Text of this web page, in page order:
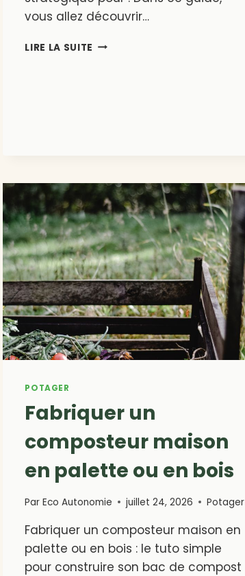
vous allez découvrir…
LIRE LA SUITE QUE
POTAGER
Fabriquer un
composteur maison
en palette ou en bois
Par Eco Autonomie juillet 24, 2026 Potager
Fabriquer un composteur maison en
palette ou en bois : le tuto simple
pour construire son bac de compost